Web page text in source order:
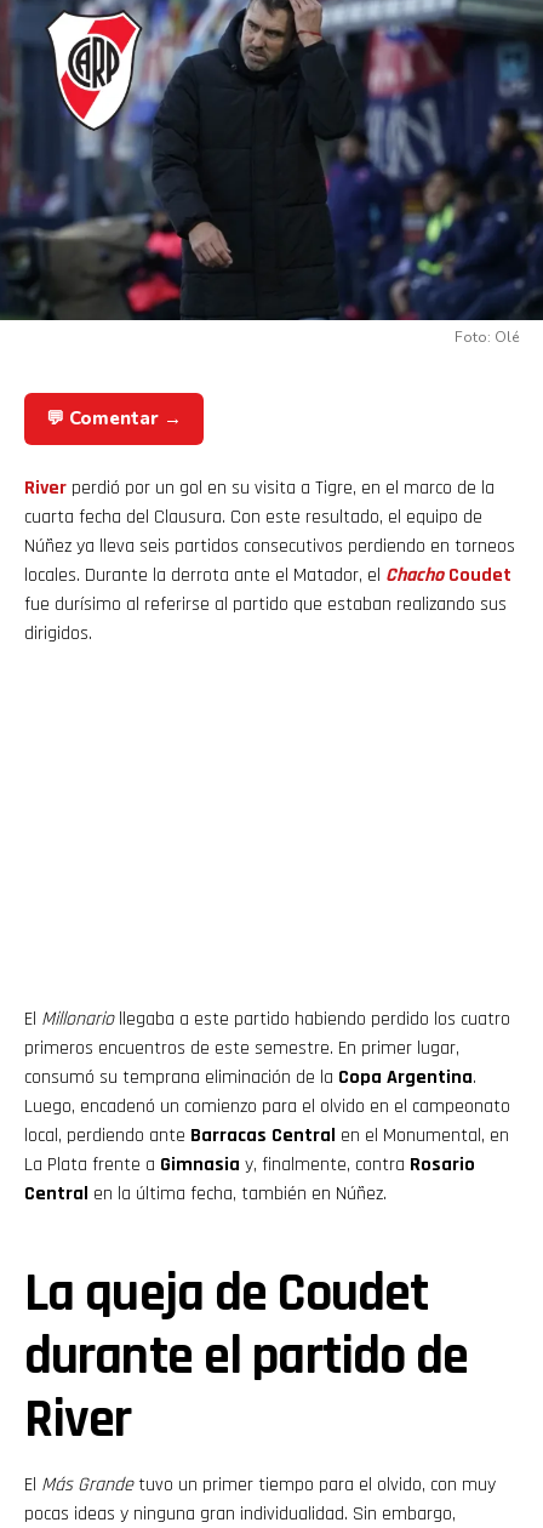
Foto: Olé
💬 Comentar →
River perdió por un gol en su visita a Tigre, en el marco de la
cuarta fecha del Clausura. Con este resultado, el equipo de
Núñez ya lleva seis partidos consecutivos perdiendo en torneos
locales. Durante la derrota ante el Matador, el ChachoCoudet
fue durísimo al referirse al partido que estaban realizando sus
dirigidos.
El Millonariollegaba a este partido habiendo perdido los cuatro
primeros encuentros de este semestre. En primer lugar,
consumó su temprana eliminación de la Copa Argentina.
Luego, encadenó un comienzo para el olvido en el campeonato
local, perdiendo ante Barracas Central en el Monumental, en
La Plata frente a Gimnasia y, finalmente, contra Rosario
Central en la última fecha, también en Núñez.
La queja de Coudet
durante el partido de
River
El Más Grandetuvo un primer tiempo para el olvido, con muy
pocas ideas y ninguna gran individualidad. Sin embargo,